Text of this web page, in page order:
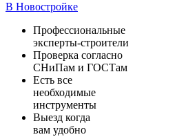
В Новостройке
Профессиональные
эксперты-строители
Проверка согласно
СНиПам и ГОСТам
Есть все
необходимые
инструменты
Выезд когда
вам удобно